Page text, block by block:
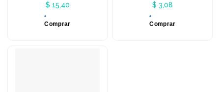
$ 15,40
Comprar
$ 3,08
Comprar